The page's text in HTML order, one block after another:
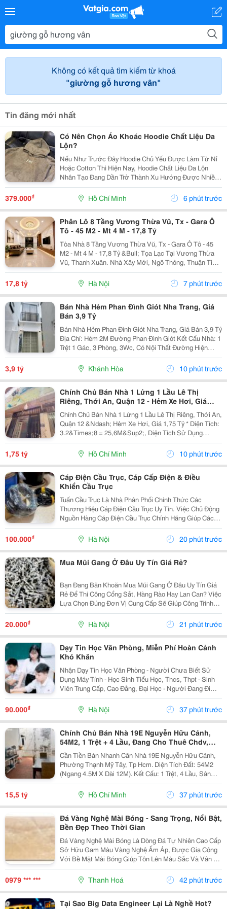
Không có kết quả tìm kiếm từ khoá
"giường gỗ hương vân"
Tin đăng mới nhất
Có Nên Chọn Áo Khoác Hoodie Chất Liệu Da
Lộn?
Nếu Như Trước Đây Hoodie Chủ Yếu Được Làm Từ Nỉ
Hoặc Cotton Thì Hiện Nay, Hoodie Chất Liệu Da Lộn
Nhân Tạo Đang Dần Trở Thành Xu Hướng Được Nhiều
Bạn Trẻ Yêu Thích. Không Chỉ Mang Đến Cảm Giác Mới
Lạ, Chất Liệu Này Còn Giúp Chiếc Áo Trở Nên Cao
379.000₫ Hồ Chí Minh 6 phút trước
Phân Lô 8 Tầng Vương Thừa Vũ, Tx - Gara Ô
Tô - 45 M2 - Mt 4 M - 17,8 Tỷ
Tòa Nhà 8 Tầng Vương Thừa Vũ, Tx - Gara Ô Tô - 45
M2 - Mt 4 M - 17,8 Tỷ &Bull; Tọa Lạc Tại Vương Thừa
Vũ, Thanh Xuân. Nhà Xây Mới, Ngõ Thông, Thuận Tiện
Di Chuyển Và Kinh Doanh. &Bull; Kết Nối Thuận Tiện
Tới Phố Cù Chính Lan, Vương Thừa Vũ, Hoàng...
17,8 tỷ Hà Nội 7 phút trước
Bán Nhà Hẻm Phan Đình Giót Nha Trang, Giá
Bán 3,9 Tỷ
Bán Nhà Hẻm Phan Đình Giót Nha Trang, Giá Bán 3,9 Tỷ
Địa Chỉ: Hẻm 2M Đường Phan Đình Giót Kết Cấu Nhà: 1
Trệt 1 Gác, 3 Phòng, 3Wc, Có Nội Thất Đường Hiện
Trạng: 1,5M Diện Tích (Đất): 64,9M2 Diện Tích Xây
3,9 tỷ Khánh Hòa 10 phút trước
Chính Chủ Bán Nhà 1 Lửng 1 Lầu Lê Thị
Riêng, Thới An, Quận 12 - Hẻm Xe Hơi, Giá
1,75 Tỷ
Chính Chủ Bán Nhà 1 Lửng 1 Lầu Lê Thị Riêng, Thới An,
Quận 12 &Ndash; Hẻm Xe Hơi, Giá 1,75 Tỷ * Diện Tích:
3.2&Times;8 = 25,6M&Sup2;, Diện Tích Sử Dụng
65M&Sup2;. Kết Cấu: 1 Lửng, 1 Lầu. 3 Phòng Ngủ, 2
Wc. Hẻm Xe Hơi Đến Tận Nhà, Thuận Tiện Di...
1,75 tỷ Hồ Chí Minh 10 phút trước
Cáp Điện Cầu Trục, Cáp Cấp Điện & Điều
Khiển Cầu Trục
Tuấn Cầu Trục Là Nhà Phân Phối Chính Thức Các
Thương Hiệu Cáp Điện Cầu Trục Uy Tín. Việc Chủ Động
Nguồn Hàng Cáp Điện Cầu Trục Chính Hãng Giúp Các
Đơn Đảm Bảo Tính Liên Tục Trong Thi Công Và Dễ Dàng
Thay Thế Phụ Kiện Đồng Bộ Về Sau. Nguồn Hàng...
100.000₫ Hà Nội 20 phút trước
Mua Mũi Gang Ở Đâu Uy Tín Giá Rẻ?
Bạn Đang Băn Khoăn Mua Mũi Gang Ở Đâu Uy Tín Giá
Rẻ Để Thi Công Cổng Sắt, Hàng Rào Hay Lan Can? Việc
Lựa Chọn Đúng Đơn Vị Cung Cấp Sẽ Giúp Công Trình
Đạt Chất Lượng Cao, Tiết Kiệm Chi Phí Và Đảm Bảo
Tiến Độ. Bên Mình Chuyên Cung Cấp Đầy Đủ Các
Dòng...
20.000₫ Hà Nội 21 phút trước
Dạy Tin Học Văn Phòng, Miễn Phí Hoàn Cảnh
Khó Khăn
Nhận Dạy Tin Học Văn Phòng - Người Chưa Biết Sử
Dụng Máy Tính - Học Sinh Tiểu Học, Thcs, Thpt - Sinh
Viên Trung Cấp, Cao Đẳng, Đại Học - Người Đang Đi
Làm Cần Nâng Cao Kỹ Năng Tin Học Văn Phòng -
Người Chuẩn Bị Xin Việc Nhưng Chưa Tự Tin Về Trình
90.000₫ Hà Nội 37 phút trước
Chính Chủ Bán Nhà 19E Nguyễn Hữu Cảnh,
54M2, 1 Trệt + 4 Lầu, Đang Cho Thuê Chdv,
15.5 Tỷ
Cần Tiền Bán Nhanh Căn Nhà 19E Nguyễn Hữu Cảnh,
Phường Thạnh Mỹ Tây, Tp Hcm. Diện Tích Đất: 54M2
(Ngang 4.5M X Dài 12M). Kết Cấu: 1 Trệt, 4 Lầu, Sân
Thượng. Hiện Trạng: Nhà Đang Cho Thuê Làm Chdv Với
8P Ở, Tiện Nghi Đầy Đủ Trong Phòng, Thu Nhập...
15,5 tỷ Hồ Chí Minh 37 phút trước
Đá Vàng Nghệ Mài Bóng - Sang Trọng, Nổi Bật,
Bền Đẹp Theo Thời Gian
Đá Vàng Nghệ Mài Bóng Là Dòng Đá Tự Nhiên Cao Cấp
Sở Hữu Gam Màu Vàng Nghệ Ấm Áp, Được Gia Công
Với Bề Mặt Mài Bóng Giúp Tôn Lên Màu Sắc Và Vân Đá
Tự Nhiên. Với Độ Cứng Cao, Khả Năng Chịu Lực Tốt
Và Tính Thẩm Mỹ Vượt Trội, Sản Phẩm Được Ứng
Dụng Rộng...
0979 *** *** Thanh Hoá 42 phút trước
Tại Sao Big Data Engineer Lại Là Nghề Hot?